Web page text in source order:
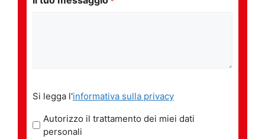
legga
l'informativa
sulla
Si legga l'informativa sulla privacy
Autorizzo il trattamento dei miei dati
personali